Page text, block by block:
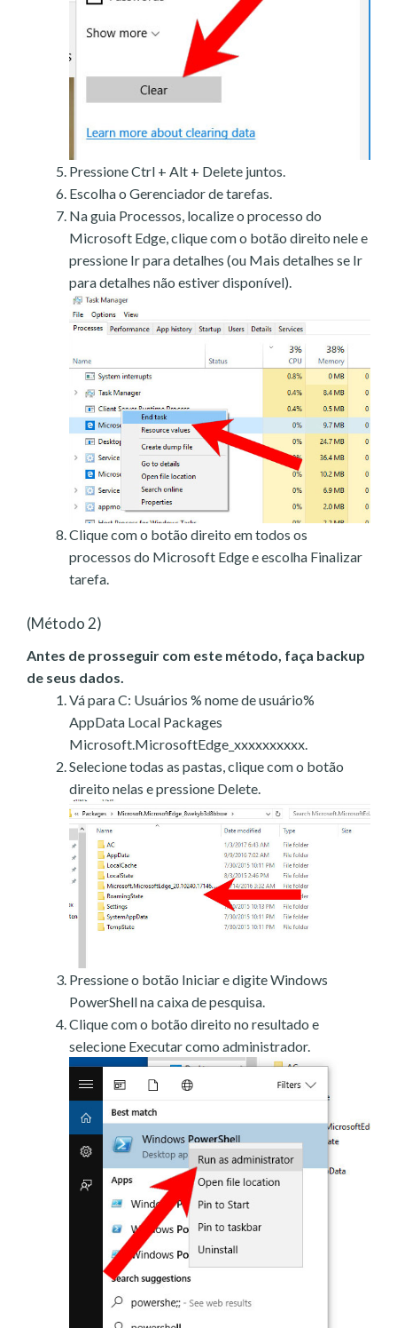
Pressione Ctrl + Alt + Delete juntos.
Escolha o Gerenciador de tarefas.
Na guia Processos, localize o processo do
Microsoft Edge, clique com o botão direito nele e
pressione Ir para detalhes (ou Mais detalhes se Ir
para detalhes não estiver disponível).
Clique com o botão direito em todos os
processos do Microsoft Edge e escolha Finalizar
tarefa.
(Método 2)
Antes de prosseguir com este método, faça backup
de seus dados.
Vá para C: Usuários % nome de usuário%
AppData Local Packages
Microsoft.MicrosoftEdge_xxxxxxxxxx.
Selecione todas as pastas, clique com o botão
direito nelas e pressione Delete.
Pressione o botão Iniciar e digite Windows
PowerShell na caixa de pesquisa.
Clique com o botão direito no resultado e
selecione Executar como administrador.